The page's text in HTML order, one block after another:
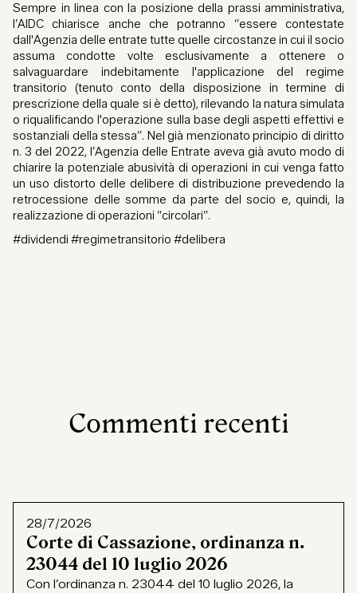
Sempre in linea con la posizione della prassi amministrativa,
l’AIDC chiarisce anche che potranno “essere contestate
dall'Agenzia delle entrate tutte quelle circostanze in cui il socio
assuma condotte volte esclusivamente a ottenere o
salvaguardare indebitamente l'applicazione del regime
transitorio (tenuto conto della disposizione in termine di
prescrizione della quale si è detto), rilevando la natura simulata
o riqualificando l'operazione sulla base degli aspetti effettivi e
sostanziali della stessa”. Nel già menzionato principio di diritto
n. 3 del 2022, l’Agenzia delle Entrate aveva già avuto modo di
chiarire la potenziale abusività di operazioni in cui venga fatto
un uso distorto delle delibere di distribuzione prevedendo la
retrocessione delle somme da parte del socio e, quindi, la
realizzazione di operazioni “circolari”.
#dividendi #regimetransitorio #delibera
Commenti recenti
28/7/2026
Corte di Cassazione, ordinanza n.
23044 del 10 luglio 2026
Con l’ordinanza n. 23044 del 10 luglio 2026, la